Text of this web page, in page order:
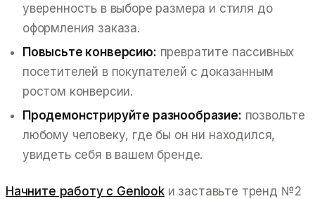
уверенность в выборе размера и стиля до
оформления заказа.
Повысьте конверсию: превратите пассивных
посетителей в покупателей с доказанным
ростом конверсии.
Продемонстрируйте разнообразие: позвольте
любому человеку, где бы он ни находился,
увидеть себя в вашем бренде.
Начните работу с Genlookи заставьте тренд №2